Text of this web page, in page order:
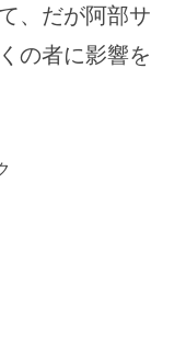
、だが阿部サ
の者に影響を